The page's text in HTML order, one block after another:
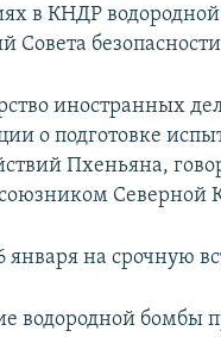
в КНДР
Совета
иностранных
о подготовке
Пхеньяна,
Северной
января на срочную
водородной бомбы